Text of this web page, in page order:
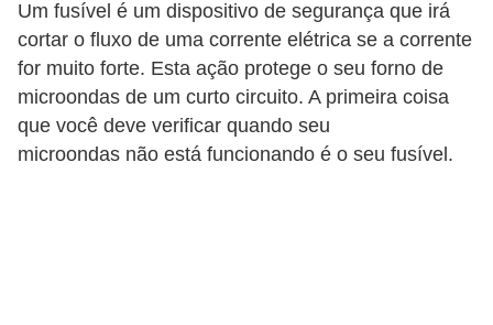
Um fusível é um dispositivo de segurança que irá
cortar o fluxo de uma corrente elétrica se a corrente
for muito forte. Esta ação protege o seu forno de
microondas de um curto circuito. A primeira coisa
que você deve verificar quando seu
microondas não está funcionando é o seu fusível.
n
d
o
m
í